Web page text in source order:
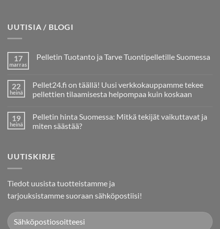
UUTISIA / BLOGI
17
marras
Pelletin Tuotanto ja Tarve Tuontipelletille Suomessa
Pelletin
Tuotanto
ja
Suomessa
22
heinä
Pellet24.fi on täällä! Uusi verkkokauppamme tekee
pellettien tilaamisesta helpompaa kuin koskaan
artikkeliin
Pellet24.fi
on
tekee
pellettien
koskaan
19
heinä
Pelletin hinta Suomessa: Mitkä tekijät vaikuttavat ja
miten säästää?
Pelletin
hinta
tekijät
vaikuttavat
miten
UUTISKIRJE
Tiedot uusista tuotteistamme ja
tarjouksistamme suoraan sähköpostiisi!